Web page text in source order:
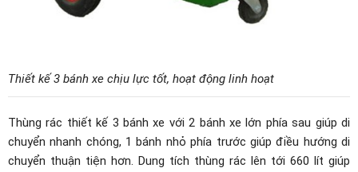
Thiết kế 3 bánh xe chịu lực tốt, hoạt động linh hoạt
Thùng rác thiết kế 3 bánh xe với 2 bánh xe lớn phía sau giúp di
chuyển nhanh chóng, 1 bánh nhỏ phía trước giúp điều hướng di
chuyển thuận tiện hơn. Dung tích thùng rác lên tới 660 lít giúp